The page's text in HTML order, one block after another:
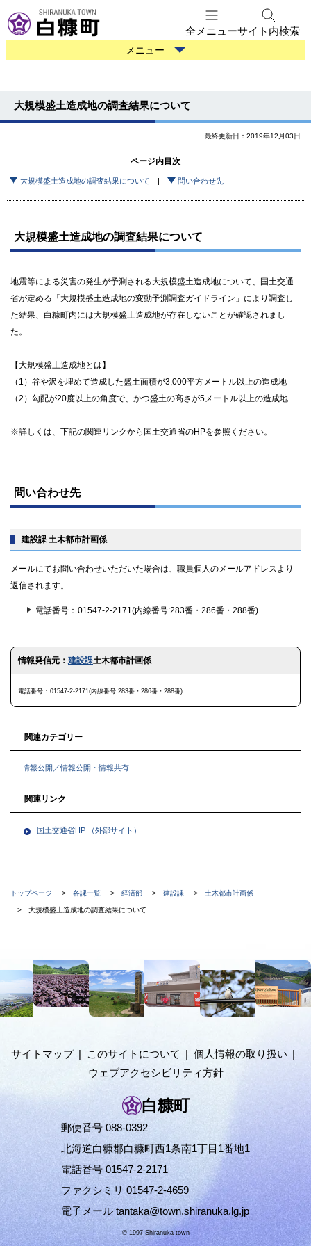
文
へ
へ
全メニューサイト内検索
防
災
メニュー
大規模盛土造成地の調査結果について
最終更新日：2019年12月03日
ページ内目次
大規模盛土造成地の調査結果について 問い合わせ先
大規模盛土造成地の調査結果について
地震等による災害の発生が予測される大規模盛土造成地について、国土交通
省が定める「大規模盛土造成地の変動予測調査ガイドライン」により調査し
た結果、白糠町内には大規模盛土造成地が存在しないことが確認されまし
た。
【大規模盛土造成地とは】
（1）谷や沢を埋めて造成した盛土面積が3,000平方メートル以上の造成地
（2）勾配が20度以上の角度で、かつ盛土の高さが5メートル以上の造成地
※詳しくは、下記の関連リンクから国土交通省のHPを参照ください。
ッ
プ
る
問い合わせ先
建設課 土木都市計画係
メールにてお問い合わせいただいた場合は、職員個人のメールアドレスより
返信されます。
電話番号 01547-2-2171(内線番号:283番・286番・288番)
ト
戻
情報発信元： 建設課土木都市計画係
電話番号 01547-2-2171(内線番号:283番・286番・288番)
関連カテゴリー
情報公開／情報公開・情報共有
関連リンク
国土交通省HP（外部サイト）
現
在
の
階
層
トップページ 各課一覧 経済部 建設課 土木都市計画係
大規模盛土造成地の調査結果について
へ
メ
サイトマップ このサイトについて
個人情報の取り扱い
ウェブアクセシビリティ方針
白糠町
郵便番号 088-0392
北海道白糠郡白糠町西1条南1丁目1番地1
電話番号 01547-2-2171
ファクシミリ 01547-2-4659
電子メール tantaka@town.shiranuka.lg.jp
© 1997 Shiranuka town